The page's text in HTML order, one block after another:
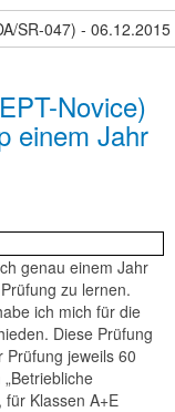
SR-047) - 06.12.2015
Novice)
einem Jahr
genau einem Jahr
zu lernen.
ich mich für die
Diese Prüfung
jeweils 60
Klassen A+E